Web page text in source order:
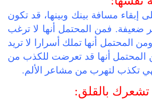
إبقاء مسافة بينك وبينها، قد تكون
ضعيفة. فمن المحتمل أنها لا ترغب
المحتمل أنها تملك أسرارا لا تريد
المحتمل أنها قد تعرضت للكذب من
تكذب لتهرب من مشاعر الألم.